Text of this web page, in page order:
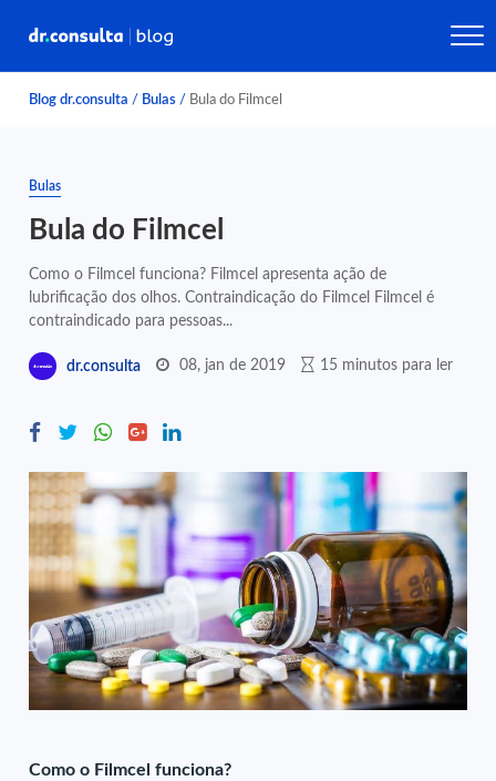
Blog dr.consulta / Bulas / Bula do Filmcel
Bulas
Bula do Filmcel
Como o Filmcel funciona? Filmcel apresenta ação de
lubrificação dos olhos. Contraindicação do Filmcel Filmcel é
contraindicado para pessoas...
dr.consulta 08, jan de 2019 15 minutos para ler
Como o Filmcel funciona?